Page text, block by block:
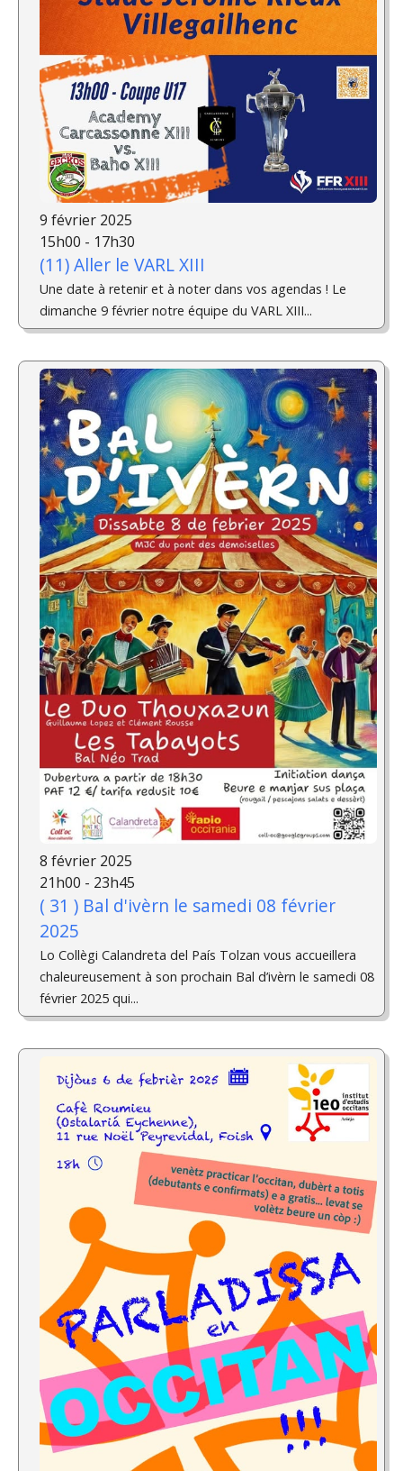
9 février 2025
15h00 - 17h30
(11) Aller le VARL XIII
Une date à retenir et à noter dans vos agendas ! Le
dimanche 9 février notre équipe du VARL XIII...
8 février 2025
21h00 - 23h45
( 31 ) Bal d'ivèrn le samedi 08 février
2025
Lo Collègi Calandreta del País Tolzan vous accueillera
chaleureusement à son prochain Bal d’ivèrn le samedi 08
février 2025 qui...